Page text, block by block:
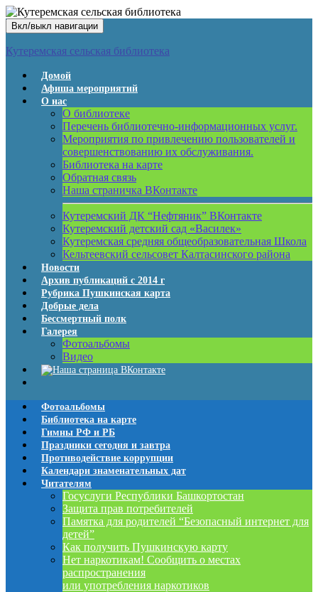
Вкл/выкл навигации
Кутеремская сельская библиотека
Домой
Афиша мероприятий
О нас
О библиотеке
Перечень библиотечно-информационных услуг.
Мероприятия по привлечению пользователей и
совершенствованию их обслуживания.
Библиотека на карте
Обратная связь
Наша страничка ВКонтакте
Кутеремский ДК “Нефтяник” ВКонтакте
Кутеремский детский сад «Василек»
Кутеремская средняя общеобразовательная Школа
Кельтеевский сельсовет Калтасинского района
Новости
Архив публикаций с 2014 г
Рубрика Пушкинская карта
Добрые дела
Бессмертный полк
Галерея
Фотоальбомы
Видео
Фотоальбомы
Библиотека на карте
Гимны РФ и РБ
Праздники сегодня и завтра
Противодействие коррупции
Календари знаменательных дат
Читателям
Госуслуги Республики Башкортостан
Защита прав потребителей
Памятка для родителей “Безопасный интернет для
детей”
Как получить Пушкинскую карту
Нет наркотикам! Сообщить о местах
распространения
или употребления наркотиков